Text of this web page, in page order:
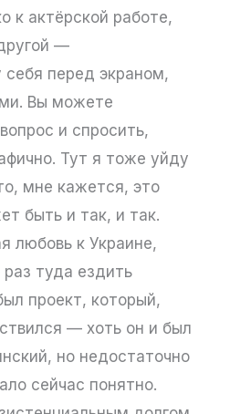
к актёрской работе,
—
перед экраном,
Вы можете
и спросить,
Тут я тоже уйду
мне кажется, это
быть и так, и так.
любовь к Украине,
туда ездить
проект, который,
— хоть он и был
но недостаточно
сейчас понятно.